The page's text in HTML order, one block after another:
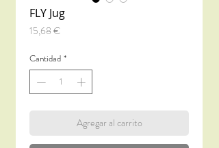
FLY Jug
15,68 €Precio
Cantidad *
Agregar al carrito